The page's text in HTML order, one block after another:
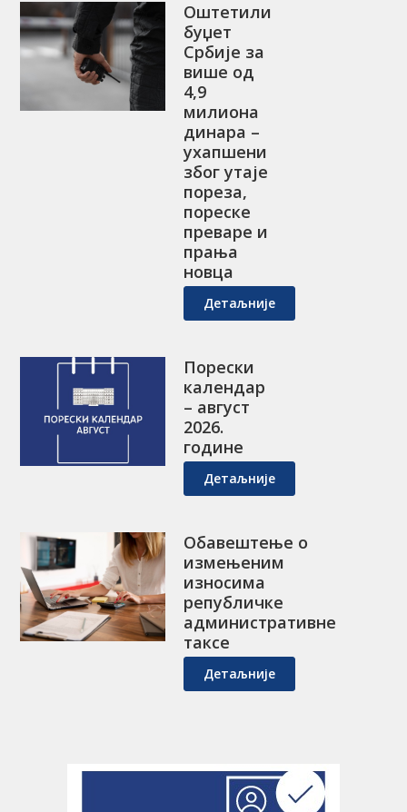
Оштетили
буџет
Србије за
више од
4,9
милиона
динара –
ухапшени
због утаје
пореза,
пореске
преваре и
прања
новца
Детаљније
Порески
календар
– август
2026.
године
Детаљније
Обавештење о
измењеним
износима
републичке
административне
таксе
Детаљније